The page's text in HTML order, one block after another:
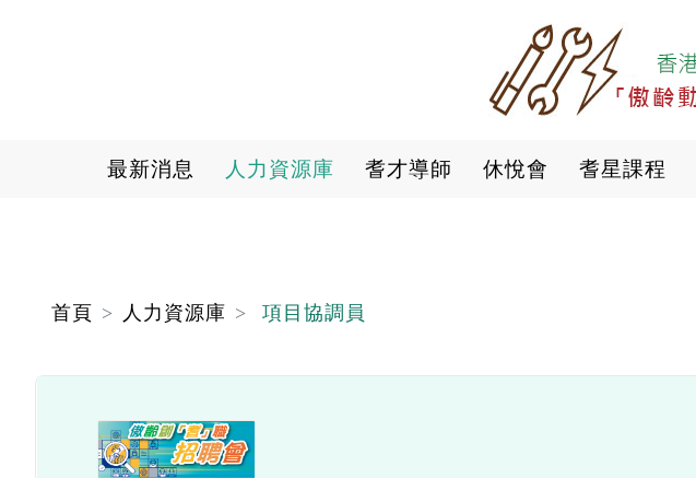
Main navigation
最新消息 人力資源庫 耆才導師 休悅會 耆星課程
首頁 人力資源庫 項目協調員